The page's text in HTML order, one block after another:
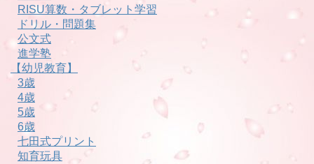
RISU算数・タブレット学習
ドリル・問題集
公文式
進学塾
【幼児教育】
3歳
4歳
5歳
6歳
七田式プリント
知育玩具